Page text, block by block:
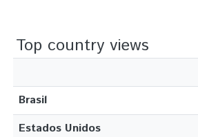
Top country views
Brasil
Estados Unidos